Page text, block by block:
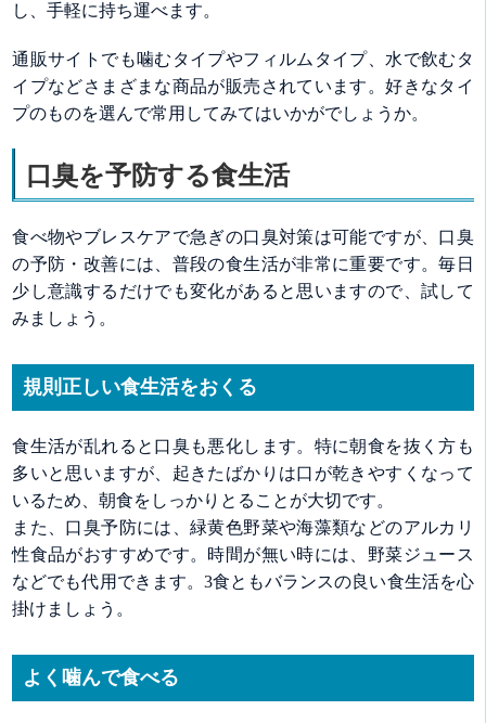
し、手軽に持ち運べます。
通販サイトでも噛むタイプやフィルムタイプ、水で飲むタ
イプなどさまざまな商品が販売されています。好きなタイ
プのものを選んで常用してみてはいかがでしょうか。
口臭を予防する食生活
食べ物やブレスケアで急ぎの口臭対策は可能ですが、口臭
の予防・改善には、普段の食生活が非常に重要です。毎日
少し意識するだけでも変化があると思いますので、試して
みましょう。
規則正しい食生活をおくる
食生活が乱れると口臭も悪化します。特に朝食を抜く方も
多いと思いますが、起きたばかりは口が乾きやすくなって
いるため、朝食をしっかりとることが大切です。
また、口臭予防には、緑黄色野菜や海藻類などのアルカリ
性食品がおすすめです。時間が無い時には、野菜ジュース
などでも代用できます。3食ともバランスの良い食生活を心
掛けましょう。
よく噛んで食べる